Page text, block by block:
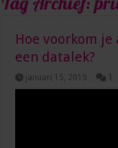
Hoe voorkom je
een datalek?
januari 15, 2019